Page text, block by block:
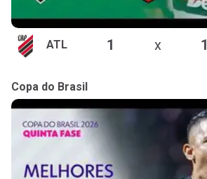
ATL 1 x 1
Copa do Brasil